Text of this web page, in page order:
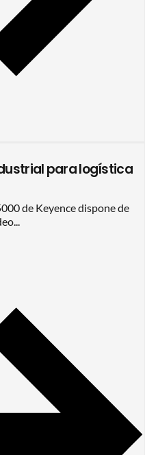
para logística
de Keyence dispone de